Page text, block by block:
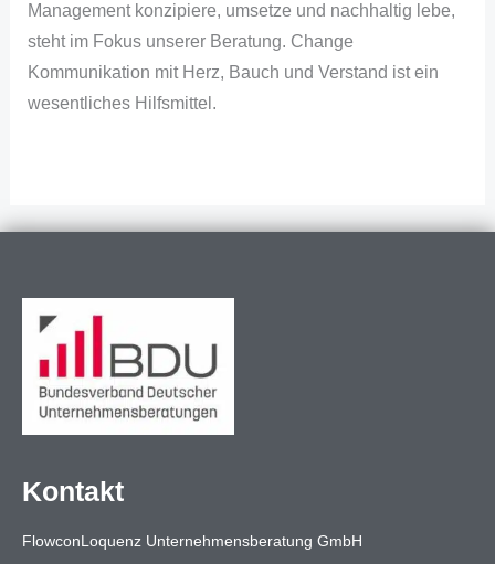
Management konzipiere, umsetze und nachhaltig lebe,
steht im Fokus unserer Beratung. Change
Kommunikation mit Herz, Bauch und Verstand ist ein
wesentliches Hilfsmittel.
Kontakt
FlowconLoquenz Unternehmensberatung GmbH